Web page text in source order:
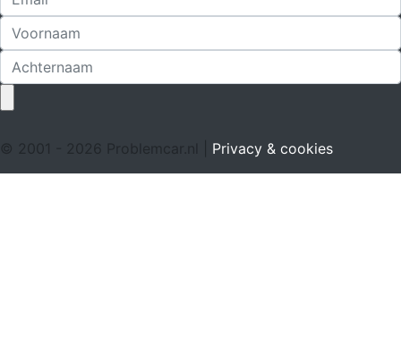
© 2001 - 2026 Problemcar.nl | Privacy & cookies